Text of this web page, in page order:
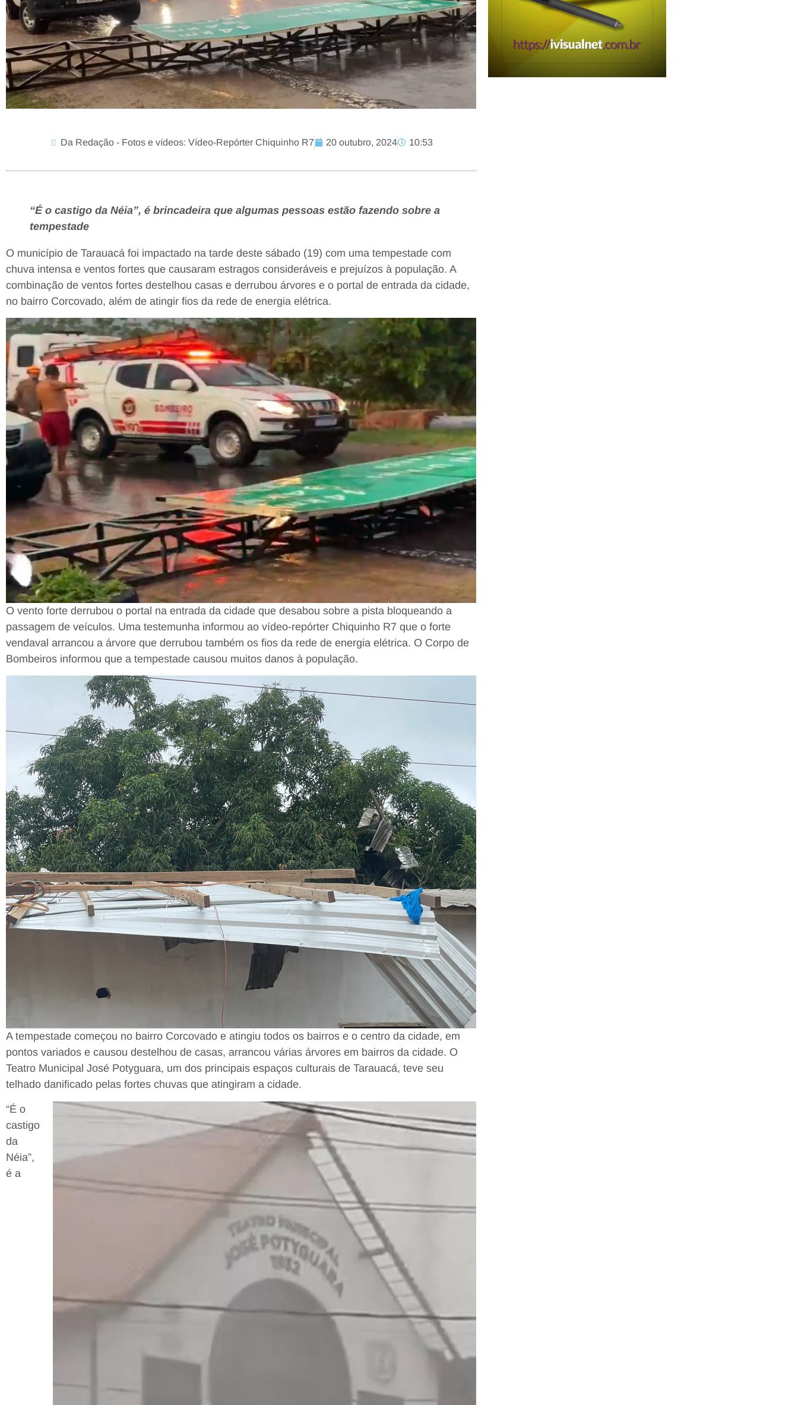
Da Redação - Fotos e vídeos: Vídeo-Repórter Chiquinho R7 20 outubro, 2024 10:53
“É o castigo da Néia”, é brincadeira que algumas pessoas estão fazendo sobre a
tempestade
O município de Tarauacá foi impactado na tarde deste sábado (19) com uma tempestade com
chuva intensa e ventos fortes que causaram estragos consideráveis e prejuízos à população. A
combinação de ventos fortes destelhou casas e derrubou árvores e o portal de entrada da cidade,
no bairro Corcovado, além de atingir fios da rede de energia elétrica.
O vento forte derrubou o portal na entrada da cidade que desabou sobre a pista bloqueando a
passagem de veículos. Uma testemunha informou ao vídeo-repórter Chiquinho R7 que o forte
vendaval arrancou a árvore que derrubou também os fios da rede de energia elétrica. O Corpo de
Bombeiros informou que a tempestade causou muitos danos à população.
A tempestade começou no bairro Corcovado e atingiu todos os bairros e o centro da cidade, em
pontos variados e causou destelhou de casas, arrancou várias árvores em bairros da cidade. O
Teatro Municipal José Potyguara, um dos principais espaços culturais de Tarauacá, teve seu
telhado danificado pelas fortes chuvas que atingiram a cidade.
“É o
castigo
da
Néia”,
é a